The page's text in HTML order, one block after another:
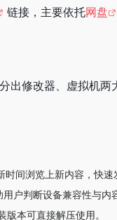
链接，主要依托网盘
出修改器、虚拟机
间浏览上新内容，快速
户判断设备兼容性与内
本可直接解压使用。